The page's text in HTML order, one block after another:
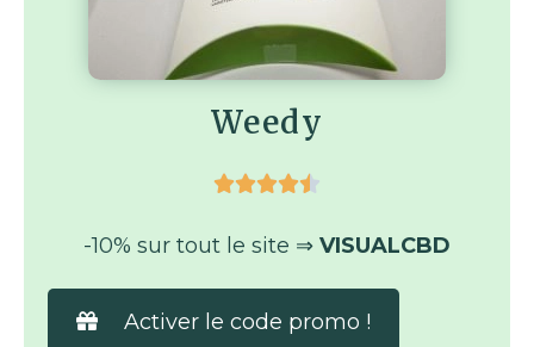
Weedy

-10% sur tout le site ⇒ VISUALCBD
Activer le code promo !